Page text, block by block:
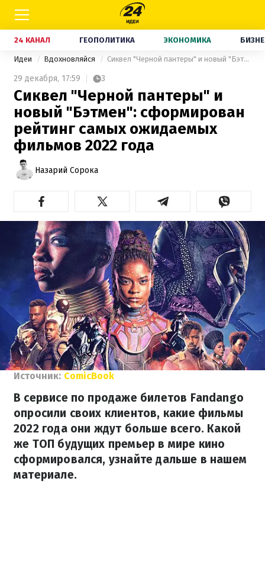
24 КАНАЛ ГЕОПОЛИТИКА ЭКОНОМИКА
Идеи Вдохновляйся Сиквел "Черной пантеры" и новый "Бэтмен": сформирован рейтинг самых ожидаемых фильмов 2022 года
29 декабря, 17:59 3
Сиквел "Черной пантеры" и
новый "Бэтмен": сформирован
рейтинг самых ожидаемых
фильмов 2022 года
Назарий Сорока
Источник: ComicBook
В сервисе по продаже билетов Fandango
опросили своих клиентов, какие фильмы
2022 года они ждут больше всего. Какой
же ТОП будущих премьер в мире кино
сформировался, узнайте дальше в нашем
материале.